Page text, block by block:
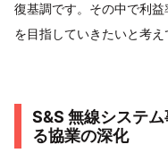
復基調です。その中で利
を目指していきたいと考え
S&S 無線システ
る協業の深化